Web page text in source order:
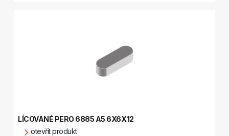
LÍCOVANÉ PERO 6885 A5 6X6X12
otevřít produkt